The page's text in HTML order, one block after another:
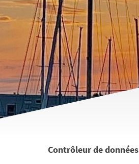
Contrôleur de données